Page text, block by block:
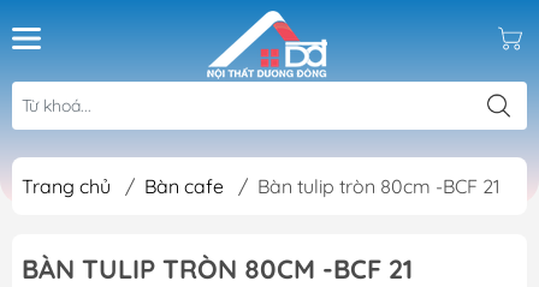
Trang chủ / Bàn cafe / Bàn tulip tròn 80cm -BCF 21
BÀN TULIP TRÒN 80CM -BCF 21